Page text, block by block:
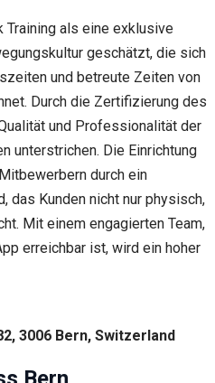
Training als eine exklusive
geschätzt, die sich
und betreute Zeiten von
Durch die Zertifizierung des
und Professionalität der
unterstrichen. Die Einrichtung
durch ein
das Kunden nicht nur physisch,
Mit einem engagierten Team,
erreichbar ist, wird ein hoher
3006 Bern, Switzerland